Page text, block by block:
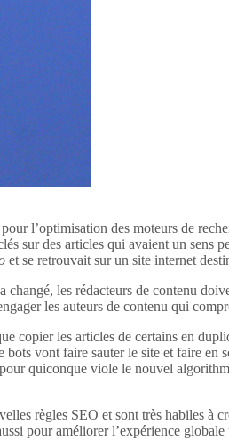
l’optimisation des moteurs de
sur des articles qui avaient un sens
et se retrouvait sur un site internet
changé, les rédacteurs de contenu
les auteurs de contenu qui
copier les articles de certains en
vont faire sauter le site et faire
quiconque viole le nouvel
règles SEO et sont très habiles à
pour améliorer l’expérience